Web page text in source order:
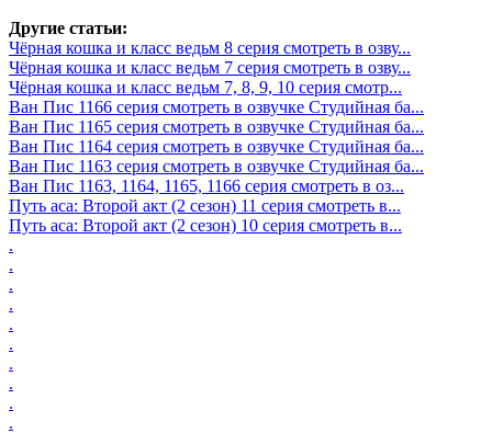
Другие статьи:
Чёрная кошка и класс ведьм 8 серия смотреть в озву...
Чёрная кошка и класс ведьм 7 серия смотреть в озву...
Чёрная кошка и класс ведьм 7, 8, 9, 10 серия смотр...
Ван Пис 1166 серия смотреть в озвучке Студийная ба...
Ван Пис 1165 серия смотреть в озвучке Студийная ба...
Ван Пис 1164 серия смотреть в озвучке Студийная ба...
Ван Пис 1163 серия смотреть в озвучке Студийная ба...
Ван Пис 1163, 1164, 1165, 1166 серия смотреть в оз...
Путь аса: Второй акт (2 сезон) 11 серия смотреть в...
Путь аса: Второй акт (2 сезон) 10 серия смотреть в...
.
.
.
.
.
.
.
.
.
.